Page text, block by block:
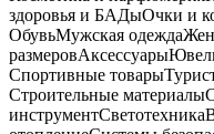
здоровья и БАДыОчки и
ОбувьМужская одежда
размеровАксессуары
Спортивные товары
Строительные материалы
инструментСветотехника